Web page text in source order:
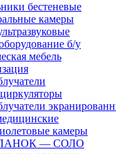
бестеневые
камеры
б/у
мебель
камеры
— СОЛО